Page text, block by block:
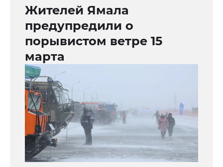
Жителей Ямала
предупредили о
порывистом ветре 15
марта